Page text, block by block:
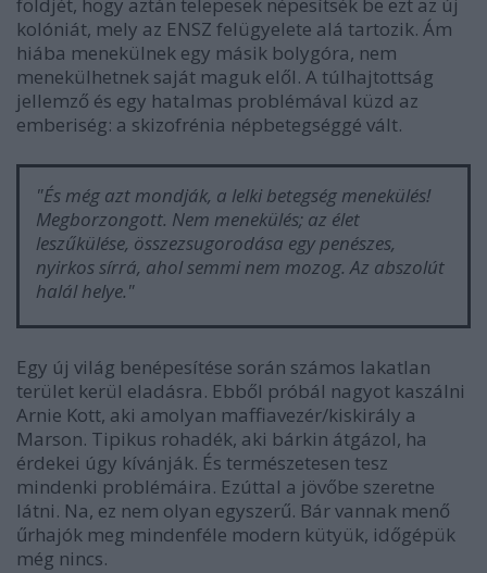
földjét, hogy aztán telepesek népesítsék be ezt az új
kolóniát, mely az ENSZ felügyelete alá tartozik. Ám
hiába menekülnek egy másik bolygóra, nem
menekülhetnek saját maguk elől. A túlhajtottság
jellemző és egy hatalmas problémával küzd az
emberiség: a skizofrénia népbetegséggé vált.
"És még azt mondják, a lelki betegség menekülés!
Megborzongott. Nem menekülés; az élet
leszűkülése, összezsugorodása egy penészes,
nyirkos sírrá, ahol semmi nem mozog. Az abszolút
halál helye."
Egy új világ benépesítése során számos lakatlan
terület kerül eladásra. Ebből próbál nagyot kaszálni
Arnie Kott, aki amolyan maffiavezér/kiskirály a
Marson. Tipikus rohadék, aki bárkin átgázol, ha
érdekei úgy kívánják. És természetesen tesz
mindenki problémáira. Ezúttal a jövőbe szeretne
látni. Na, ez nem olyan egyszerű. Bár vannak menő
űrhajók meg mindenféle modern kütyük, időgépük
még nincs.